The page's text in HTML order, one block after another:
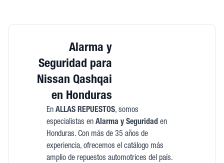
Alarma y
Seguridad para
Nissan Qashqai
en Honduras
En ALLAS REPUESTOS, somos
especialistas en Alarma y Seguridaden
Honduras. Con más de 35 años de
experiencia, ofrecemos el catálogo más
amplio de repuestos automotrices del país.